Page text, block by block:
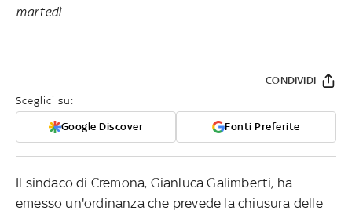
martedì
Sceglici su:
Google Discover Fonti Preferite
CONDIVIDI
Il sindaco di Cremona, Gianluca Galimberti, ha
emesso un'ordinanza che prevede la chiusura delle